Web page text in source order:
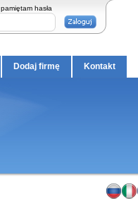
hasła
Dodaj firmę Kontakt